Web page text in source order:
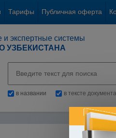
Тарифы Публичная оферта
экспертные системы
УЗБЕКИСТАНА
в названии в тексте документа